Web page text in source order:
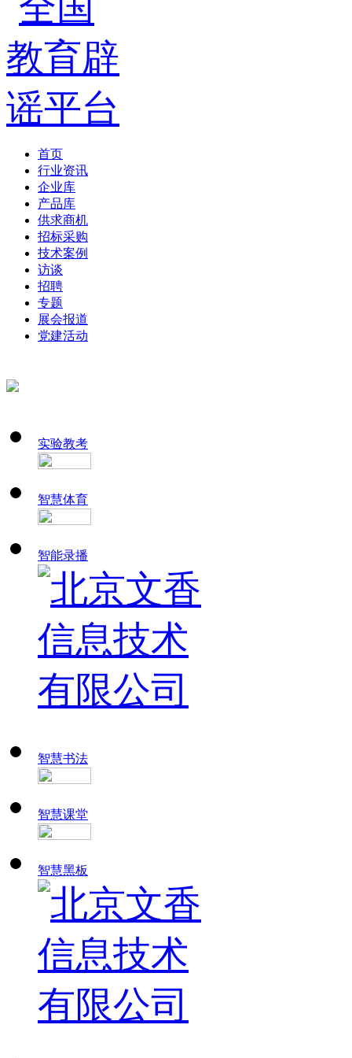
首页
行业资讯
企业库
产品库
供求商机
招标采购
技术案例
访谈
招聘
专题
展会报道
党建活动
实验教考
智慧体育
智能录播
智慧书法
智慧课堂
智慧黑板